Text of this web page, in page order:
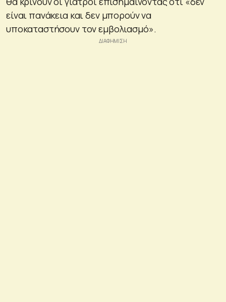
είναι πανάκεια και δεν μπορούν να
υποκαταστήσουν τον εμβολιασμό».